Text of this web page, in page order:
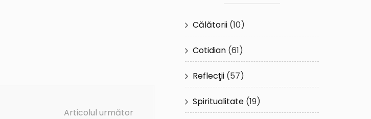
Articolul următor
Călătorii(10)
Cotidian(61)
Reflecţii(57)
Spiritualitate(19)